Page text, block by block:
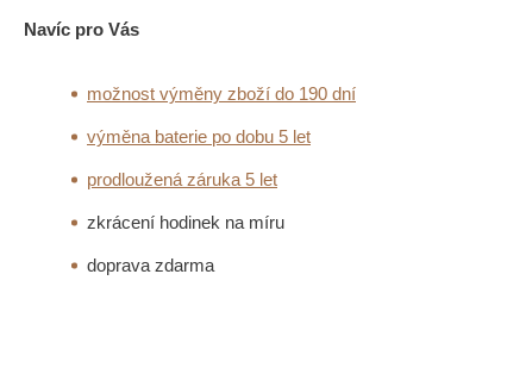
Navíc pro Vás
možnost výměny zboží do 190 dní
výměna baterie po dobu 5 let
prodloužená záruka 5 let
zkrácení hodinek na míru
doprava zdarma